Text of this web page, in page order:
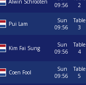
Alwin Schrooten
09:56
2
Pui Lam
Sun
09:56
Table
3
Kim Fai Sung
Sun
09:56
Table
4
Coen Fool
Sun
09:56
Table
5